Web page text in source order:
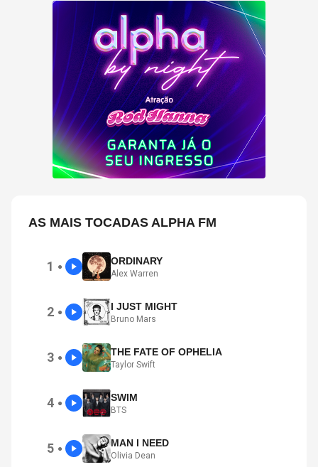
AS MAIS TOCADAS ALPHA FM
1 ● ORDINARY
Alex Warren
2 ● I JUST MIGHT
Bruno Mars
3 ● THE FATE OF OPHELIA
Taylor Swift
4 ● SWIM
BTS
5 ● MAN I NEED
Olivia Dean